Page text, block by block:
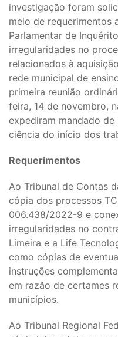
investigação foram
meio de requerimentos
Parlamentar de
irregularidades no
relacionados à
rede municipal de
primeira reunião
feira, 14 de novembro,
expediram mandado
ciência do início dos
Requerimentos
Ao Tribunal de Contas
cópia dos processos
006.438/2022-9 e
irregularidades no
Limeira e a Life
como cópias de
instruções
em razão de certames
municípios.
Ao Tribunal Regional